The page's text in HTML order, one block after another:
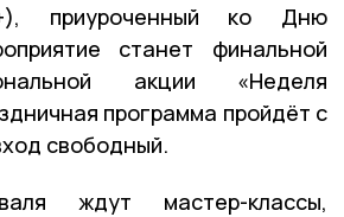
приуроченный ко Дню
станет финальной
акции «Неделя
программа пройдёт с
свободный.
ждут мастер-классы,